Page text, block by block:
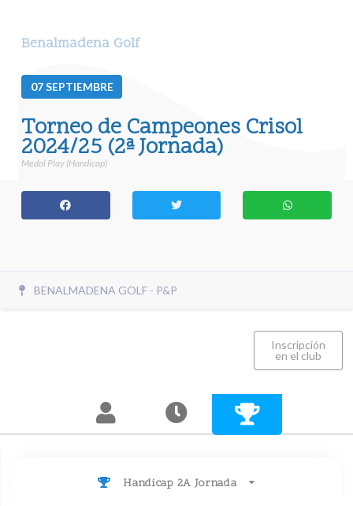
Benalmadena Golf
07SEPTIEMBRE
Torneo de Campeones Crisol
2024/25 (2ª Jornada)
Medal Play (Handicap)
BENALMADENA GOLF - P&P
Inscripción
en el club
Handicap 2A Jornada